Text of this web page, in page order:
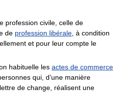
profession civile, celle de
de profession libérale , à condition
et pour leur compte le
habituelle les actes de commerce
qui, d’une manière
de change, réalisent une